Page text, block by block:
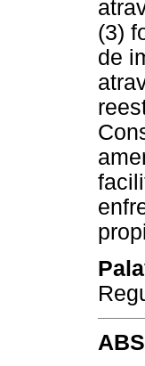
(3)
de